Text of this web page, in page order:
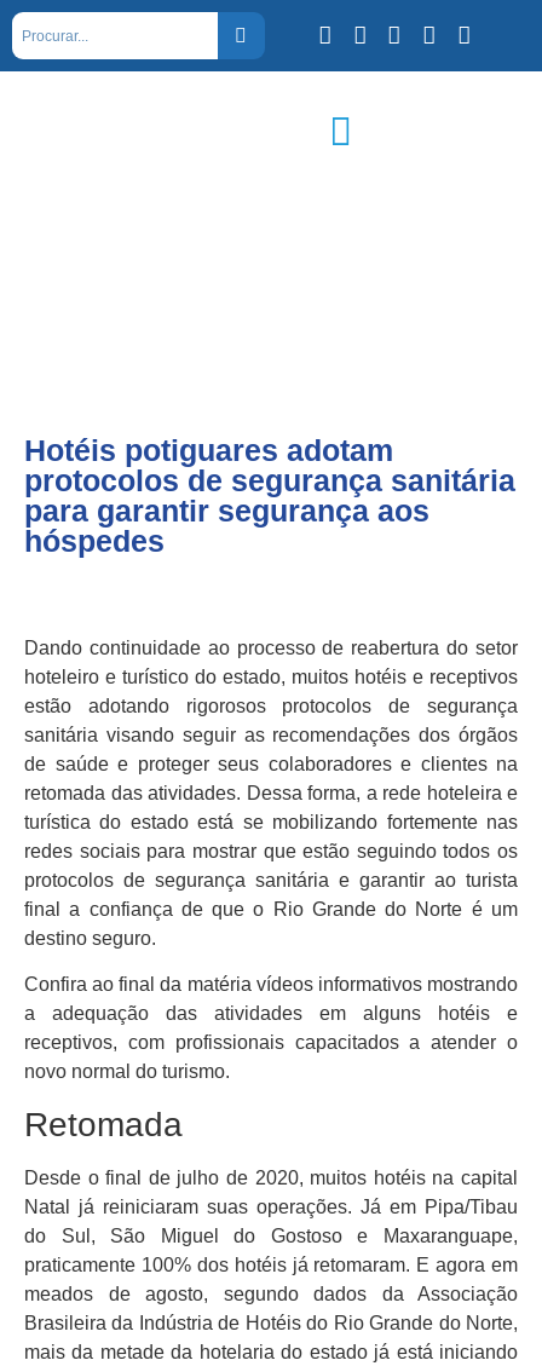
Hotéis potiguares adotam
protocolos de segurança sanitária
para garantir segurança aos
hóspedes
Dando continuidade ao processo de reabertura do setor
hoteleiro e turístico do estado, muitos hotéis e receptivos
estão adotando rigorosos protocolos de segurança
sanitária visando seguir as recomendações dos órgãos
de saúde e proteger seus colaboradores e clientes na
retomada das atividades. Dessa forma, a rede hoteleira e
turística do estado está se mobilizando fortemente nas
redes sociais para mostrar que estão seguindo todos os
protocolos de segurança sanitária e garantir ao turista
final a confiança de que o Rio Grande do Norte é um
destino seguro.
Confira ao final da matéria vídeos informativos mostrando
a adequação das atividades em alguns hotéis e
receptivos, com profissionais capacitados a atender o
novo normal do turismo.
Retomada
Desde o final de julho de 2020, muitos hotéis na capital
Natal já reiniciaram suas operações. Já em Pipa/Tibau
do Sul, São Miguel do Gostoso e Maxaranguape,
praticamente 100% dos hotéis já retomaram. E agora em
meados de agosto, segundo dados da Associação
Brasileira da Indústria de Hotéis do Rio Grande do Norte,
mais da metade da hotelaria do estado já está iniciando